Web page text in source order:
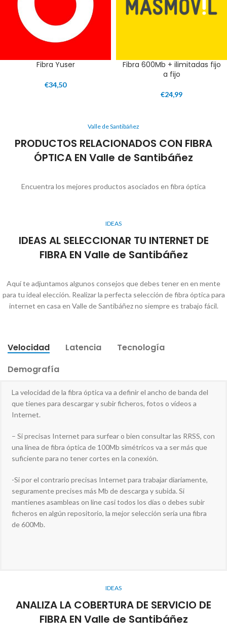
Fibra Yuser
€34,50
Fibra 600Mb + ilimitadas fijo
a fijo
€24,99
Valle de Santibáñez
PRODUCTOS RELACIONADOS CON FIBRA
ÓPTICA EN Valle de Santibáñez
Encuentra los mejores productos asociados en fibra óptica
IDEAS
IDEAS AL SELECCIONAR TU INTERNET DE
FIBRA EN Valle de Santibáñez
Aquí te adjuntamos algunos consejos que debes tener en en mente
para tu ideal elección. Realizar la perfecta selección de fibra óptica para
internet en casa en Valle de Santibáñez no siempre es trabajo fácil.
Velocidad Latencia
Tecnología
Demografía
La velocidad de la fibra óptica va a definir el ancho de banda del
que tienes para descargar y subir ficheros, fotos o vídeos a
Internet.
– Si precisas Internet para surfear o bien consultar las RRSS, con
una línea de fibra óptica de 100Mb simétricos va a ser más que
suficiente para no tener cortes en la conexión.
-Si por el contrario precisas Internet para trabajar diariamente,
seguramente precises más Mb de descarga y subida. Si
mantienes asambleas on line casi todos los días o debes subir
ficheros en algún repositorio, la mejor selección sería una fibra
de 600Mb.
IDEAS
ANALIZA LA COBERTURA DE SERVICIO DE
FIBRA EN Valle de Santibáñez